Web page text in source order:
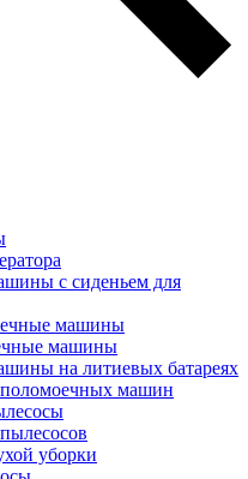
с сиденьем для
машины
машины
на литиевых батареях
поломоечных машин
уборки